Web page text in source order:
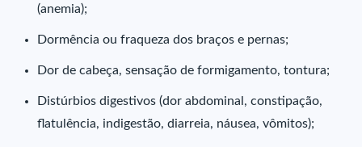
(anemia);
Dormência ou fraqueza dos braços e pernas;
Dor de cabeça, sensação de formigamento, tontura;
Distúrbios digestivos (dor abdominal, constipação,
flatulência, indigestão, diarreia, náusea, vômitos);